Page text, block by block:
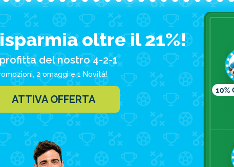
con il dovuto abbigliamento potrete
l’entroterra dell’isola. In caso evitate fine
medie
Febbraio
min 7°C / max 12°C
oltre il 21%!
del nostro 4-2-1
2 omaggi e 1 Novità!
ATTIVA OFFERTA